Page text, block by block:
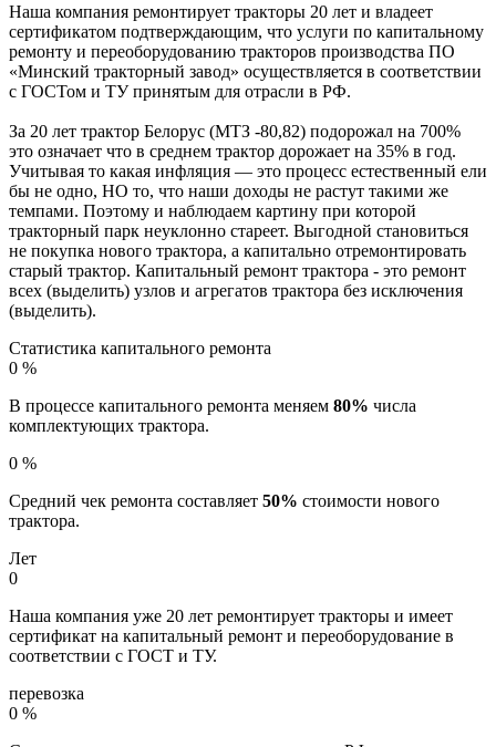
Наша компания ремонтирует тракторы 20 лет и владеет
сертификатом подтверждающим, что услуги по капитальному
ремонту и переоборудованию тракторов производства ПО
«Минский тракторный завод» осуществляется в соответствии
с ГОСТом и ТУ принятым для отрасли в РФ.
За 20 лет трактор Белорус (МТЗ -80,82) подорожал на 700%
это означает что в среднем трактор дорожает на 35% в год.
Учитывая то какая инфляция — это процесс естественный ели
бы не одно, НО то, что наши доходы не растут такими же
темпами. Поэтому и наблюдаем картину при которой
тракторный парк неуклонно стареет. Выгодной становиться
не покупка нового трактора, а капитально отремонтировать
старый трактор. Капитальный ремонт трактора - это ремонт
всех (выделить) узлов и агрегатов трактора без исключения
(выделить).
Статистика капитального ремонта
0 %
В процессе капитального ремонта меняем 80% числа
комплектующих трактора.
0 %
Средний чек ремонта составляет 50% стоимости нового
трактора.
Лет
0
Наша компания уже 20 лет ремонтирует тракторы и имеет
сертификат на капитальный ремонт и переоборудование в
соответствии с ГОСТ и ТУ.
перевозка
0 %